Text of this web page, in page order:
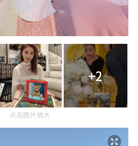
+2
点击图片放大